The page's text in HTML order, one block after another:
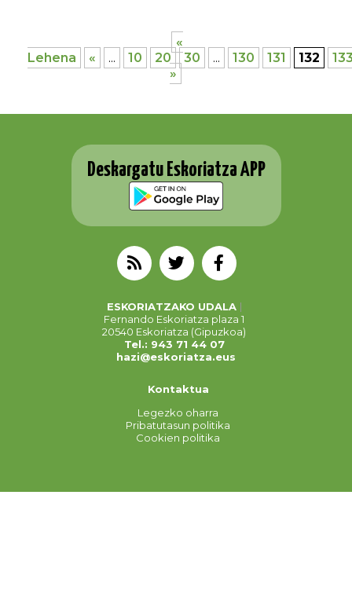
«
Lehena
« ... 10 20 30 ... 130 131 132
»
Deskargatu Eskoriatza APP
ESKORIATZAKO UDALA
Fernando Eskoriatza plaza 1
20540 Eskoriatza (Gipuzkoa)
Tel.: 943 71 44 07
hazi@eskoriatza.eus
Kontaktua
Legezko oharra
Pribatutasun politika
Cookien politika